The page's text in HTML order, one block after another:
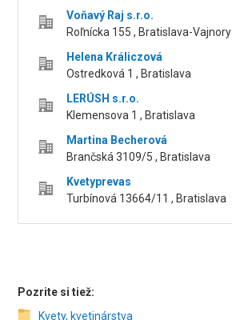
Voňavý Raj s.r.o.
Roľnícka 155 , Bratislava-Vajnory
Helena Králiczová
Ostredková 1 , Bratislava
LERÚSH s.r.o.
Klemensova 1 , Bratislava
Martina Becherová
Brančská 3109/5 , Bratislava
Kvetyprevas
Turbínová 13664/11 , Bratislava
Pozrite si tiež:
Kvety, kvetinárstva